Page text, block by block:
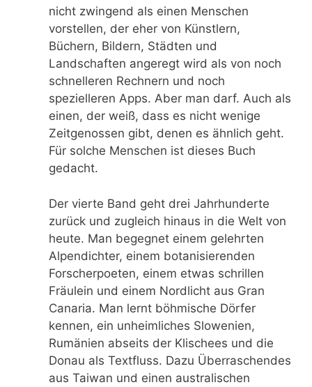
nicht zwingend als einen Menschen
vorstellen, der eher von Künstlern,
Büchern, Bildern, Städten und
Landschaften angeregt wird als von noch
schnelleren Rechnern und noch
spezielleren Apps. Aber man darf. Auch als
einen, der weiß, dass es nicht wenige
Zeitgenossen gibt, denen es ähnlich geht.
Für solche Menschen ist dieses Buch
gedacht.
Der vierte Band geht drei Jahrhunderte
zurück und zugleich hinaus in die Welt von
heute. Man begegnet einem gelehrten
Alpendichter, einem botanisierenden
Forscherpoeten, einem etwas schrillen
Fräulein und einem Nordlicht aus Gran
Canaria. Man lernt böhmische Dörfer
kennen, ein unheimliches Slowenien,
Rumänien abseits der Klischees und die
Donau als Textfluss. Dazu Überraschendes
aus Taiwan und einen australischen